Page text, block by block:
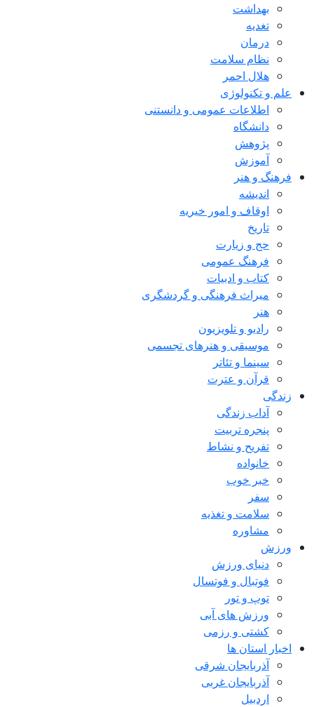
بهداشت
تغدیه
درمان
نظام سلامت
هلال احمر
علم و تکنولوژی
اطلاعات عمومی و دانستنی
دانشگاه
پژوهش
آموزش
فرهنگ و هنر
اندیشه
اوقاف و امور خیریه
تاریخ
حج و زیارت
فرهنگ عمومی
کتاب و ادبیات
میراث فرهنگی و گردشگری
هنر
رادیو و تلویزیون
موسیقی و هنرهای تجسمی
سینما و تئاتر
قرآن و عترت
زندگی
آداب زندگی
پنجره تربیت
تفریح و نشاط
خانواده
خبر خوب
سفر
سلامت و تغذیه
مشاوره
ورزش
دنیای ورزش
فوتبال و فوتسال
توپ و تور
ورزش های آبی
کشتی و رزمی
اخبار استان ها
آذربایجان شرقی
آذربایجان غربی
اردبیل